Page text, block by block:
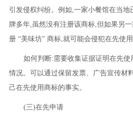
引发侵权纠纷。例如,一家小餐馆在当地
牌多年,虽然没有注册该商标,但如果另
册 “美味坊” 商标,就可能会侵犯在先使用
如何判断:需要收集证据证明在先
情况。可以通过保留发票、广告宣传材
己在先使用商标的事实。
(三)在先申请